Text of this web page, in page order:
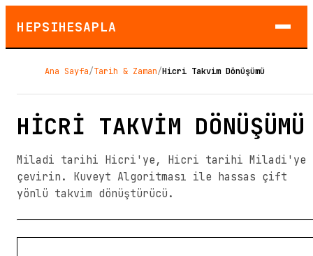
HEPSIHESAPLA
Ana Sayfa/Tarih & Zaman/Hicri Takvim Dönüşümü
HICRI TAKVIM DÖNÜŞÜMÜ
Miladi tarihi Hicri'ye, Hicri tarihi Miladi'ye
çevirin. Kuveyt Algoritması ile hassas çift
yönlü takvim dönüştürücü.